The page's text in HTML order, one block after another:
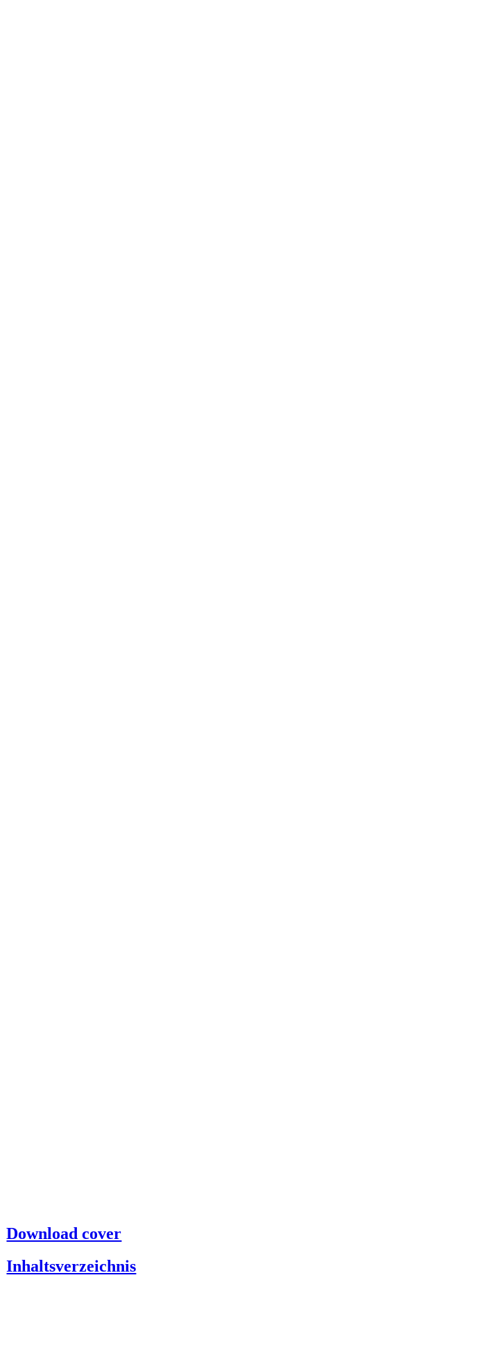
Download cover
Inhaltsverzeichnis